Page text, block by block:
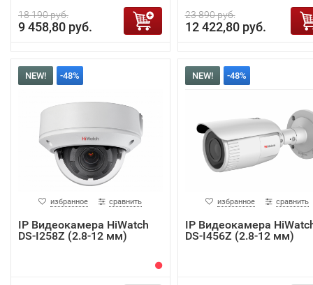
18 190 руб.
9 458,80 руб.
23 890 руб.
12 422,80 руб.
NEW! -48%
избранное сравнить
IP Видеокамера HiWatch
DS-I258Z (2.8-12 мм)
NEW! -48%
избранное сравнить
IP Видеокамера
DS-I456Z (2.8-12 мм)